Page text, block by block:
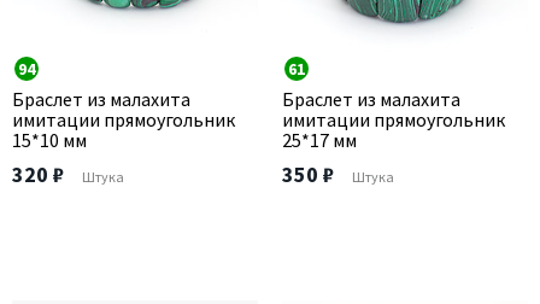
94
Браслет из малахита
имитации прямоугольник
15*10 мм
320 ₽ Штука
61
Браслет из малахита
имитации прямоугольник
25*17 мм
350 ₽ Штука